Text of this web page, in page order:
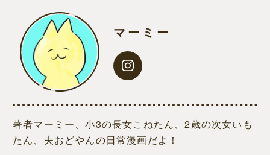
マーミー
著者マーミー、小3の長女こねたん、2歳の次女いも
たん、夫おどやんの日常漫画だよ！